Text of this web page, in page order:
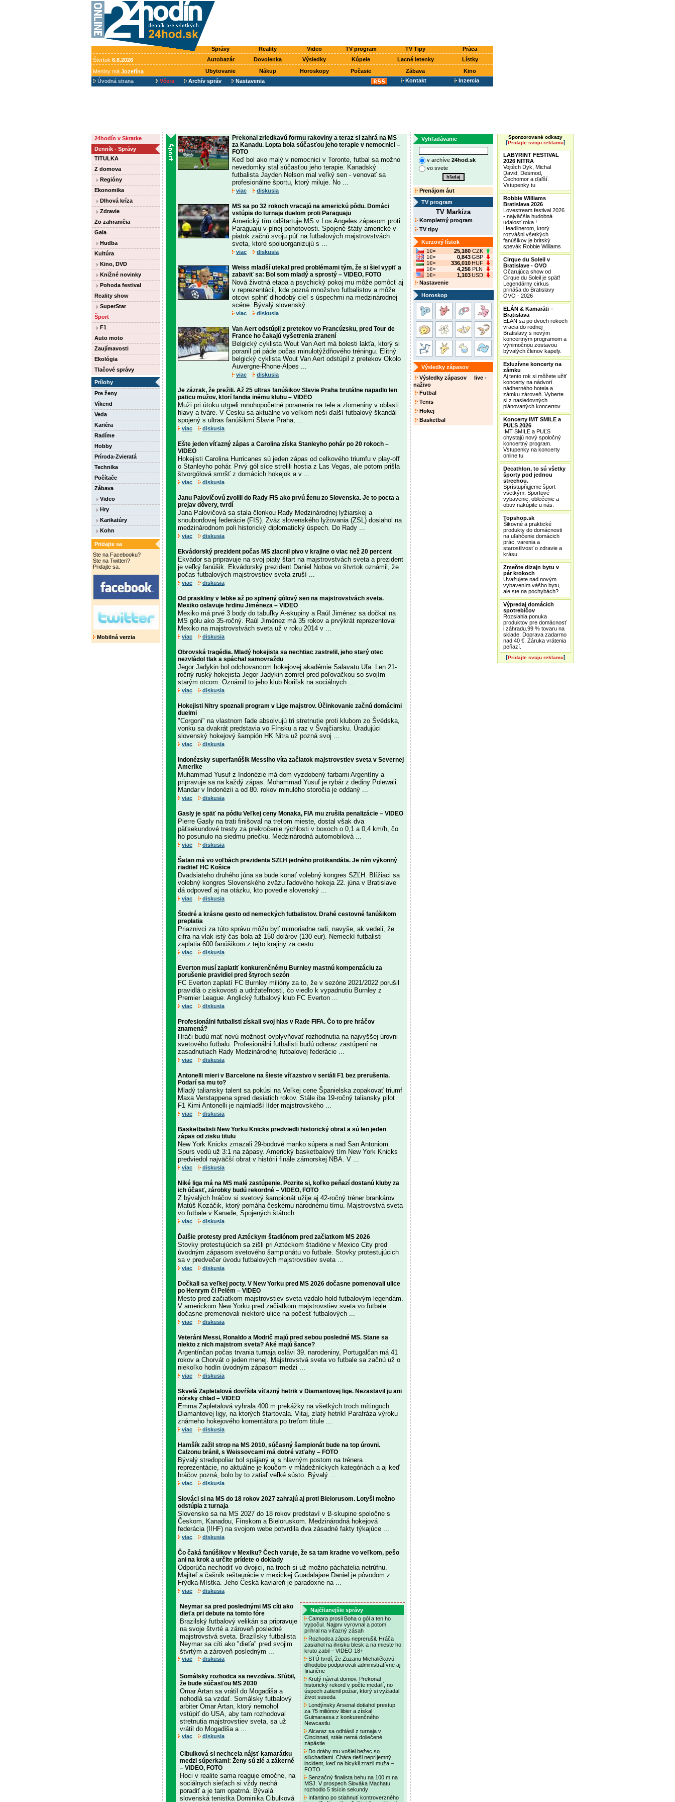
Správy Reality Video TV program TV Tipy
Práca
Štvrtok 6.8.2026 Autobazár Dovolenka Výsledky Kúpele Lacné letenky
Lístky
Meniny má Jozefína Ubytovanie Nákup Horoskopy Počasie Zábava
Kino
Úvodná strana
Včera Archív správ Nastavenia Kontakt Inzercia
24hodín v Skratke
Denník - Správy
TITULKA
Z domova
Regióny
Ekonomika
Dlhová kríza
Zdravie
Zo zahraničia
Gala
Hudba
Kultúra
Kino, DVD
Knižné novinky
Pohoda festival
Reality show
SuperStar
Šport
F1
Auto moto
Zaujímavosti
Ekológia
Tlačové správy
Prílohy
Pre ženy
Víkend
Veda
Kariéra
Radíme
Hobby
Príroda-Zvieratá
Technika
Počítače
Zábava
Video
Hry
Karikatúry
Kohn
Pridajte sa
Ste na Facebooku?
Ste na Twitteri?
Pridajte sa.
Mobilná verzia
Prekonal zriedkavú formu rakoviny a teraz si zahrá na MS
za Kanadu. Lopta bola súčasťou jeho terapie v nemocnici –
FOTO
Keď bol ako malý v nemocnici v Toronte, futbal sa možno
nevedomky stal súčasťou jeho terapie. Kanadský
futbalista Jayden Nelson mal veľký sen - venovať sa
profesionálne športu, ktorý miluje. No ...
viac diskusia
MS sa po 32 rokoch vracajú na americkú pôdu. Domáci
vstúpia do turnaja duelom proti Paraguaju
Americký tím odštartuje MS v Los Angeles zápasom proti
Paraguaju v plnej pohotovosti. Spojené štáty americké v
piatok začnú svoju púť na futbalových majstrovstvách
sveta, ktoré spoluorganizujú s ...
viac diskusia
Weiss mladší utekal pred problémami tým, že si šiel vypiť a
zabaviť sa: Bol som mladý a sprostý – VIDEO, FOTO
Nová životná etapa a psychický pokoj mu môže pomôcť aj
v reprezentácii, kde pozná množstvo futbalistov a môže
otcovi splniť dlhodobý cieľ s úspechmi na medzinárodnej
scéne. Bývalý slovenský ...
viac diskusia
Van Aert odstúpil z pretekov vo Francúzsku, pred Tour de
France ho čakajú vyšetrenia zranení
Belgický cyklista Wout Van Aert má bolesti lakťa, ktorý si
poranil pri páde počas minulotýždňového tréningu. Elitný
belgický cyklista Wout Van Aert odstúpil z pretekov Okolo
Auvergne-Rhone-Alpes ...
viac diskusia
Je zázrak, že prežili. Až 25 ultras fanúšikov Slavie Praha brutálne napadlo len
päticu mužov, ktorí fandia inému klubu – VIDEO
Muži pri útoku utrpeli mnohopočetné poranenia na tele a zlomeniny v oblasti
hlavy a tváre. V Česku sa aktuálne vo veľkom rieši ďalší futbalový škandál
spojený s ultras fanúšikmi Slavie Praha, ...
viac diskusia
Ešte jeden víťazný zápas a Carolina získa Stanleyho pohár po 20 rokoch –
VIDEO
Hokejisti Carolina Hurricanes sú jeden zápas od celkového triumfu v play-off
o Stanleyho pohár. Prvý gól síce strelili hostia z Las Vegas, ale potom prišla
štvorgólová smršť z domácich hokejok a v ...
viac diskusia
Janu Palovičovú zvolili do Rady FIS ako prvú ženu zo Slovenska. Je to pocta a
prejav dôvery, tvrdí
Jana Palovičová sa stala členkou Rady Medzinárodnej lyžiarskej a
snoubordovej federácie (FIS). Zväz slovenského lyžovania (ZSL) dosiahol na
medzinárodnom poli historický diplomatický úspech. Do Rady ...
viac diskusia
Ekvádorský prezident počas MS zlacnil pivo v krajine o viac než 20 percent
Ekvádor sa pripravuje na svoj piaty štart na majstrovstvách sveta a prezident
je veľký fanúšik. Ekvádorský prezident Daniel Noboa vo štvrtok oznámil, že
počas futbalových majstrovstiev sveta zruší ...
viac diskusia
Od praskliny v lebke až po splnený gólový sen na majstrovstvách sveta.
Mexiko oslavuje hrdinu Jiméneza – VIDEO
Mexiko má prvé 3 body do tabuľky A-skupiny a Raúl Jiménez sa dočkal na
MS gólu ako 35-ročný. Raúl Jiménez má 35 rokov a prvýkrát reprezentoval
Mexiko na majstrovstvách sveta už v roku 2014 v ...
viac diskusia
Obrovská tragédia. Mladý hokejista sa nechtiac zastrelil, jeho starý otec
nezvládol tlak a spáchal samovraždu
Jegor Jadykin bol odchovancom hokejovej akadémie Salavatu Ufa. Len 21-
ročný ruský hokejista Jegor Jadykin zomrel pred poľovačkou so svojím
starým otcom. Oznámil to jeho klub Noriľsk na sociálnych ...
viac diskusia
Hokejisti Nitry spoznali program v Lige majstrov. Účinkovanie začnú domácimi
duelmi
"Corgoni" na vlastnom ľade absolvujú tri stretnutie proti klubom zo Švédska,
vonku sa dvakrát predstavia vo Fínsku a raz v Švajčiarsku. Úradujúci
slovenský hokejový šampión HK Nitra už pozná svoj ...
viac diskusia
Indonézsky superfanúšik Messiho víta začiatok majstrovstiev sveta v Severnej
Amerike
Muhammad Yusuf z Indonézie má dom vyzdobený farbami Argentíny a
pripravuje sa na každý zápas. Mohammad Yusuf je rybár z dediny Polewali
Mandar v Indonézii a od 80. rokov minulého storočia je oddaný ...
viac diskusia
Gasly je späť na pódiu Veľkej ceny Monaka, FIA mu zrušila penalizácie – VIDEO
Pierre Gasly na trati finišoval na treťom mieste, dostal však dva
päťsekundové tresty za prekročenie rýchlosti v boxoch o 0,1 a 0,4 km/h, čo
ho posunulo na siedmu priečku. Medzinárodná automobilová ...
viac diskusia
Šatan má vo voľbách prezidenta SZĽH jedného protikandáta. Je ním výkonný
riaditeľ HC Košice
Dvadsiateho druhého júna sa bude konať volebný kongres SZĽH. Blížiaci sa
volebný kongres Slovenského zväzu ľadového hokeja 22. júna v Bratislave
dá odpoveď aj na otázku, kto povedie slovenský ...
viac diskusia
Štedré a krásne gesto od nemeckých futbalistov. Drahé cestovné fanúšikom
preplatia
Priaznivci za túto správu môžu byť mimoriadne radi, navyše, ak vedeli, že
cifra na vlak istý čas bola až 150 dolárov (130 eur). Nemeckí futbalisti
zaplatia 600 fanúšikom z tejto krajiny za cestu ...
viac diskusia
Everton musí zaplatiť konkurenčnému Burnley mastnú kompenzáciu za
porušenie pravidiel pred štyroch sezón
FC Everton zaplatí FC Burnley milióny za to, že v sezóne 2021/2022 porušil
pravidlá o ziskovosti a udržateľnosti, čo viedlo k vypadnutiu Burnley z
Premier League. Anglický futbalový klub FC Everton ...
viac diskusia
Profesionálni futbalisti získali svoj hlas v Rade FIFA. Čo to pre hráčov
znamená?
Hráči budú mať novú možnosť ovplyvňovať rozhodnutia na najvyššej úrovni
svetového futbalu. Profesionálni futbalisti budú odteraz zastúpení na
zasadnutiach Rady Medzinárodnej futbalovej federácie ...
viac diskusia
Antonelli mieri v Barcelone na šieste víťazstvo v seriáli F1 bez prerušenia.
Podarí sa mu to?
Mladý taliansky talent sa pokúsi na Veľkej cene Španielska zopakovať triumf
Maxa Verstappena spred desiatich rokov. Stále iba 19-ročný taliansky pilot
F1 Kimi Antonelli je najmladší líder majstrovského ...
viac diskusia
Basketbalisti New Yorku Knicks predviedli historický obrat a sú len jeden
zápas od zisku titulu
New York Knicks zmazali 29-bodové manko súpera a nad San Antoniom
Spurs vedú už 3:1 na zápasy. Americký basketbalový tím New York Knicks
predviedol najväčší obrat v histórii finále zámorskej NBA. V ...
viac diskusia
Niké liga má na MS malé zastúpenie. Pozrite si, koľko peňazí dostanú kluby za
ich účasť, zárobky budú rekordné – VIDEO, FOTO
Z bývalých hráčov si svetový šampionát užije aj 42-ročný tréner brankárov
Matúš Kozáčik, ktorý pomáha českému národnému tímu. Majstrovstvá sveta
vo futbale v Kanade, Spojených štátoch ...
viac diskusia
Ďalšie protesty pred Aztéckym štadiónom pred začiatkom MS 2026
Stovky protestujúcich sa zišli pri Aztéckom štadióne v Mexico City pred
úvodným zápasom svetového šampionátu vo futbale. Stovky protestujúcich
sa v predvečer úvodu futbalových majstrovstiev sveta ...
viac diskusia
Dočkali sa veľkej pocty. V New Yorku pred MS 2026 dočasne pomenovali ulice
po Henrym či Pelém – VIDEO
Mesto pred začiatkom majstrovstiev sveta vzdalo hold futbalovým legendám.
V americkom New Yorku pred začiatkom majstrovstiev sveta vo futbale
dočasne premenovali niektoré ulice na počesť futbalových ...
viac diskusia
Veteráni Messi, Ronaldo a Modrič majú pred sebou posledné MS. Stane sa
niekto z nich majstrom sveta? Aké majú šance?
Argentínčan počas trvania turnaja oslávi 39. narodeniny, Portugalčan má 41
rokov a Chorvát o jeden menej. Majstrovstvá sveta vo futbale sa začnú už o
niekoľko hodín úvodným zápasom medzi ...
viac diskusia
Skvelá Zapletalová dovŕšila víťazný hetrik v Diamantovej lige. Nezastavil ju ani
nórsky chlad – VIDEO
Emma Zapletalová vyhrala 400 m prekážky na všetkých troch mítingoch
Diamantovej ligy, na ktorých štartovala. Vitaj, zlatý hetrik! Parafráza výroku
známeho hokejového komentátora po treťom titule ...
viac diskusia
Hamšík zažil strop na MS 2010, súčasný šampionát bude na top úrovni.
Calzonu bránil, s Weissovcami má dobré vzťahy – FOTO
Bývalý stredopoliar bol spájaný aj s hlavným postom na trénera
reprezentácie, no aktuálne je koučom v mládežníckych kategóriách a aj keď
hráčov pozná, bolo by to zatiaľ veľké sústo. Bývalý ...
viac diskusia
Slováci si na MS do 18 rokov 2027 zahrajú aj proti Bielorusom. Lotyši možno
odstúpia z turnaja
Slovensko sa na MS 2027 do 18 rokov predstaví v B-skupine spoločne s
Českom, Kanadou, Fínskom a Bieloruskom. Medzinárodná hokejová
federácia (IIHF) na svojom webe potvrdila dva zásadné fakty týkajúce ...
viac diskusia
Čo čaká fanúšikov v Mexiku? Čech varuje, že sa tam kradne vo veľkom, pešo
ani na krok a určite prídete o doklady
Odporúča nechodiť vo dvojici, na troch si už možno páchatelia netrúfnu.
Majiteľ a čašník reštaurácie v mexickej Guadalajare Daniel je pôvodom z
Frýdka-Místka. Jeho Česká kaviareň je paradoxne na ...
viac diskusia
Neymar sa pred poslednými MS cíti ako
dieťa pri debute na tomto fóre
Brazilský futbalový velikán sa pripravuje
na svoje štvrté a zároveň posledné
majstrovstvá sveta. Brazílsky futbalista
Neymar sa cíti ako "dieťa" pred svojim
štvrtým a zároveň posledným ...
viac diskusia
Somálsky rozhodca sa nevzdáva. Sľúbil,
že bude súčasťou MS 2030
Omar Artan sa vrátil do Mogadiša a
nehodlá sa vzdať. Somálsky futbalový
arbiter Omar Artan, ktorý nemohol
vstúpiť do USA, aby tam rozhodoval
stretnutia majstrovstiev sveta, sa už
vrátil do Mogadiša a ...
viac diskusia
Cibulková si nechcela nájsť kamarátku
medzi súperkami: Ženy sú zlé a zákerné
– VIDEO, FOTO
Hoci v realite sama reaguje emočne, na
sociálnych sieťach si vždy nechá
poradiť a je tam opatrná. Bývalá
slovenská tenistka Dominika Cibulková
Najčítanejšie správy
Camara prosil Boha o gól a ten ho
vypočul. Najprv vyrovnal a potom
prihral na víťazný zásah
Rozhodca zápas neprerušil. Hráča
zasiahol na ihrisku blesk a na mieste ho
kruto zabil – VIDEO 18+
STÚ tvrdí, že Zuzanu Michaličkovú
dlhodobo podporovali administratívne aj
finančne
Krutý návrat domov. Prekonal
historický rekord v počte medailí, no
úspech zatienil požiar, ktorý si vyžiadal
život suseda
Londýnsky Arsenal dotiahol prestup
za 75 miliónov libier a získal
Guimaraesa z konkurenčného
Newcastlu
Alcaraz sa odhlásil z turnaja v
Cincinnati, stále nemá doliečené
zápästie
Do dráhy mu vošiel bežec so
slúchadlami. Chára rieši nepríjemný
incident, keď na bicykli zrazil muža –
FOTO
Senzačný finalista behu na 100 m na
MSJ. V prospech Slováka Machatu
rozhodlo 5 tisícin sekundy
Infantino po stiahnutí kontroverzného
Vyhľadávanie
v archíve 24hod.sk
vo svete
Prenájom áut
TV program
TV Markíza
Kompletný program
TV tipy
Kurzový lístok
1€=
25,160 CZK
1€=
0,843GBP
1€=
336,010HUF
1€=
4,256 PLN
1€=
1,103USD
Nastavenie
Horoskop
Výsledky zápasov
Výsledky zápasov live -
naživo
Futbal
Tenis
Hokej
Basketbal
Sponzorované odkazy
[Pridajte svoju reklamu]
LABYRINT FESTIVAL
2026 NITRA
Vojtěch Dyk, Michal
David, Desmod,
Čechomor a ďaľší.
Vstupenky tu
Robbie Williams
Bratislava 2026
Lovestream festival 2026
- najväčšia hudobná
udalosť roka !
Headlinerom, ktorý
rozvášni všetkých
fanúšikov je britský
spevák Robbie Williams
Cirque du Soleil v
Bratislave - OVO
Očarujúca show od
Cirque du Soleil je späť!
Legendárny cirkus
prináša do Bratislavy
OVO - 2026
ELÁN & Kamaráti –
Bratislava
ELÁN sa po dvoch rokoch
vracia do rodnej
Bratislavy s novým
koncertným programom a
výnimočnou zostavou
bývalých členov kapely.
Exluzívne koncerty na
zámku
Aj tento rok si môžete užiť
koncerty na nádvorí
nádherného hotela a
zámku zároveň. Vyberte
si z nasledovných
plánovaných koncertov.
Koncerty IMT SMILE a
PUĽS 2026
IMT SMILE a PUĽS
chystajú nový spoločný
koncertný program.
Vstupenky na koncerty
online tu
Decathlon, to sú všetky
športy pod jednou
strechou.
Sprístupňujeme šport
všetkým. Športové
vybavenie, oblečenie a
obuv nakúpite u nás.
Topshop.sk
Šikovné a praktické
produkty do domácnosti
na uľahčenie domácich
prác, varenia a
starostlivosť o zdravie a
krásu.
Zmeňte dizajn bytu v
pár krokoch
Uvažujete nad novým
vybavením vášho bytu,
ale ste na pochybách?
Výpredaj domácich
spotrebičov
Rozsiahla ponuka
produktov pre domácnosť
i záhradu.99 % tovaru na
sklade. Doprava zadarmo
nad 40 €. Záruka vrátenia
peňazí.
[Pridajte svoju reklamu]